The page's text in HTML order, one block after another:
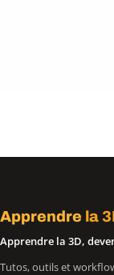
Apprendre la
Apprendre la 3D,
Tutos, outils et